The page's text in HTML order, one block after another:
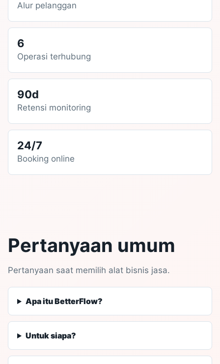
Alur pelanggan
6
Operasi terhubung
90d
Retensi monitoring
24/7
Booking online
Pertanyaan umum
Pertanyaan saat memilih alat bisnis jasa.
Apa itu BetterFlow?
Untuk siapa?